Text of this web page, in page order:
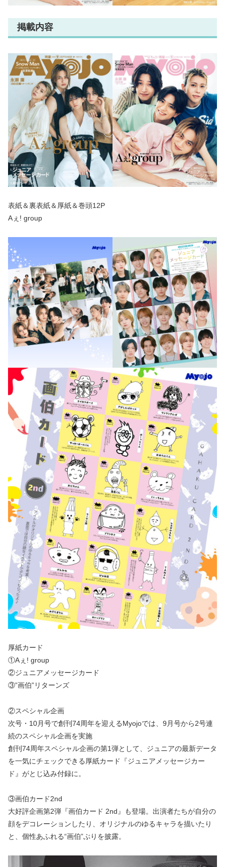
掲載内容
表紙＆裏表紙＆厚紙＆巻頭12P
Aぇ! group
厚紙カード
①Aぇ! group
②ジュニアメッセージカード
③”画伯”リターンズ
②スペシャル企画
次号・10月号で創刊74周年を迎えるMyojoでは、9月号から2号連
続のスペシャル企画を実施
創刊74周年スペシャル企画の第1弾として、ジュニアの最新データ
を一気にチェックできる厚紙カード『ジュニアメッセージカー
ド』がとじ込み付録に。
③画伯カード2nd
大好評企画第2弾『画伯カード 2nd』も登場。出演者たちが自分の
顔をデコレーションしたり、オリジナルのゆるキャラを描いたり
と、個性あふれる“画伯”ぶりを披露。